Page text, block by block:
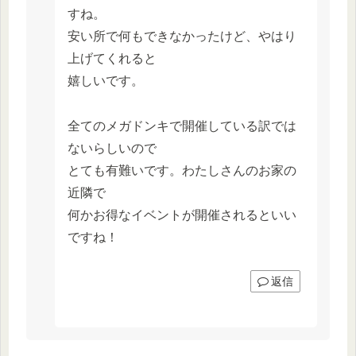
すね。
安い所で何もできなかったけど、やはり
上げてくれると
嬉しいです。
全てのメガドンキで開催している訳では
ないらしいので
とても有難いです。わたしさんのお家の
近隣で
何かお得なイベントが開催されるといい
ですね！
返信